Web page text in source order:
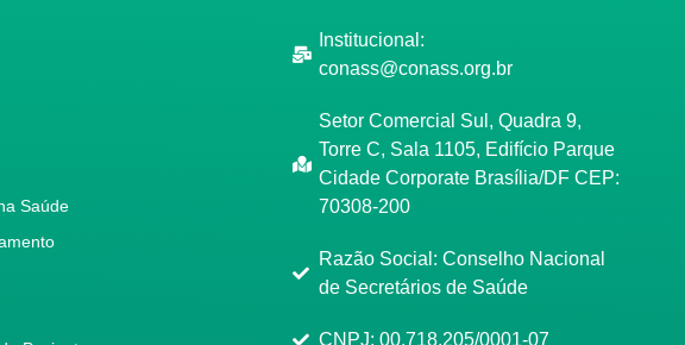
Saúde
Institucional:
conass@conass.org.br
Setor Comercial Sul, Quadra 9,
Torre C, Sala 1105, Edifício Parque
Cidade Corporate Brasília/DF CEP:
70308-200
Razão Social: Conselho Nacional
de Secretários de Saúde
CNPJ: 00.718.205/0001-07